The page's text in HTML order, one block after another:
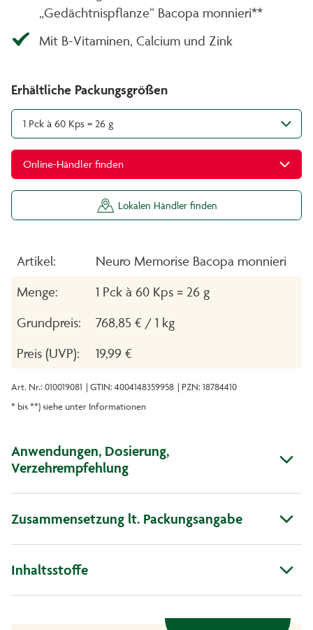
„Gedächtnispflanze“ Bacopa monnieri**
Mit B-Vitaminen, Calcium und Zink
Erhältliche Packungsgrößen
1 Pck à 60 Kps = 26 g
Online-Händler finden
Lokalen Händler finden
Artikel:
Neuro Memorise Bacopa monnieri
Menge:
1 Pck à 60 Kps = 26 g
Grundpreis:
768,85 € / 1 kg
Preis (UVP):
19,99 €
Art. Nr.: 010019081 | GTIN: 4004148359958 | PZN: 18784410
* bis **) siehe unter Informationen
Anwendungen, Dosierung,
Verzehrempfehlung
Zusammensetzung lt. Packungsangabe
Inhaltsstoffe